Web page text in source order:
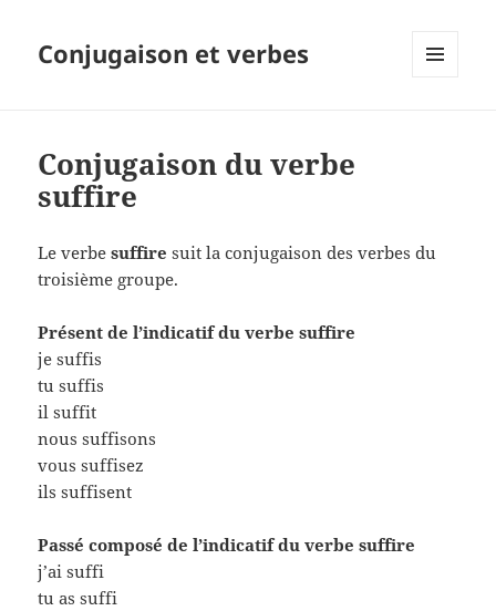
Conjugaison et verbes
Conjugaison du verbe
suffire
Le verbesuffire suit la conjugaison des verbes du
troisième groupe.
Présent de l’indicatif du verbe suffire
je suffis
tu suffis
il suffit
nous suffisons
vous suffisez
ils suffisent
Passé composé de l’indicatif du verbe suffire
j’ai suffi
tu as suffi